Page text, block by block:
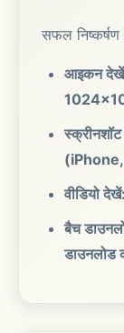
सफल
आइकन
वीडियो
बैच
डाउनलोड